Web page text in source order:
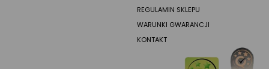
REGULAMIN SKLEPU
WARUNKI GWARANCJI
KONTAKT